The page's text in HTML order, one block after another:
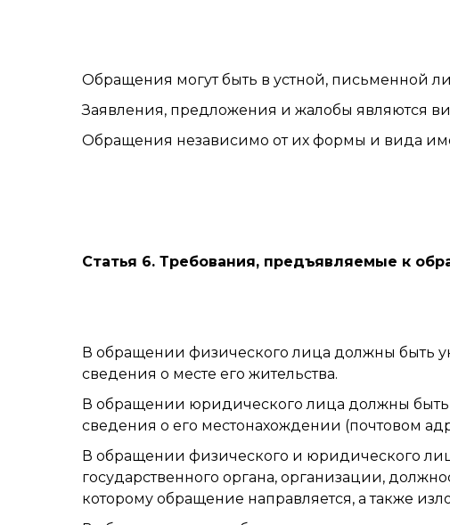
Обращения могут быть в устной, письменной
Заявления, предложения и жалобы являются
Обращения независимо от их формы и вида
Статья 6. Требования, предъявляемые к
В обращении физического лица должны быть
сведения о месте его жительства.
В обращении юридического лица должны
сведения о его местонахождении (почтовом
В обращении физического и юридического
государственного органа, организации,
которому обращение направляется, а также